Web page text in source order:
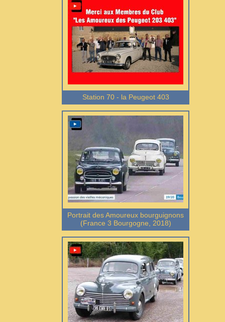
Station 70 - la Peugeot 403
Portrait des Amoureux bourguignons
(France 3 Bourgogne, 2018)